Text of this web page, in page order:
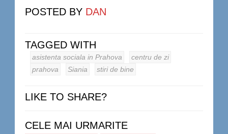
POSTED BY DAN
TAGGED WITH
asistenta sociala in Prahova
centru de zi
prahova
Siania stiri de bine
LIKE TO SHARE?
CELE MAI URMARITE